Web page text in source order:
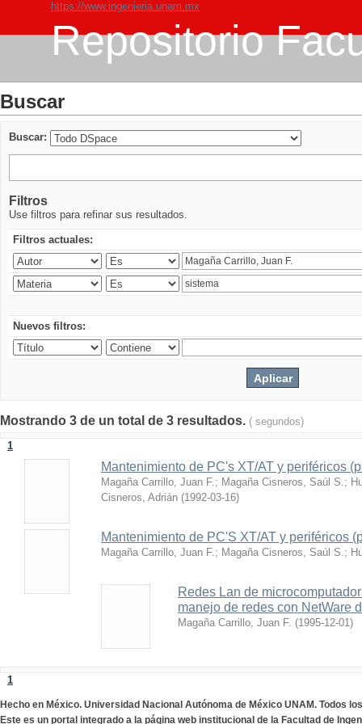
https://www.ingenieria.unam.mx
Repositorio
Buscar
Buscar:
Filtros
Use filtros para refinar sus resultados.
Filtros actuales:
Nuevos filtros:
Mostrando 3 de un total de 3 resultados. ( segundos)
1
Mantenimiento de PC's XT/AT y periféricos
Magaña Carrillo, Juan F.; Magaña Cisneros, Saúl S.;
Cisneros, Adrián (1992-03-16)
Mantenimiento de PC'S XT/AT y periféricos
Magaña Carrillo, Juan F.; Magaña Cisneros, Saúl S.;
Redes Lan de
manejo de redes con NetWare
Magaña Carrillo, Juan F. (1995-12-01)
1
Hecho en México. Universidad Nacional Autónoma de México UNAM. Todos
Este es un portal integrado a la página web institucional de la Facultad de